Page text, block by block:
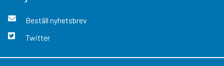
Beställ nyhetsbrev
Twitter